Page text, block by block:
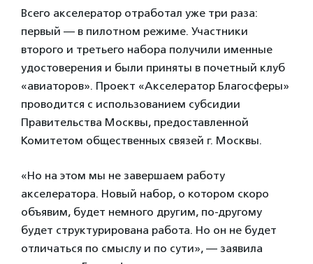
Всего акселератор отработал уже три раза:
первый — в пилотном режиме. Участники
второго и третьего набора получили именные
удостоверения и были приняты в почетный клуб
«авиаторов». Проект «Акселератор Благосферы»
проводится с использованием субсидии
Правительства Москвы, предоставленной
Комитетом общественных связей г. Москвы.
«Но на этом мы не завершаем работу
акселератора. Новый набор, о котором скоро
объявим, будет немного другим, по-другому
будет структурирована работа. Но он не будет
отличаться по смыслу и по сути», — заявила